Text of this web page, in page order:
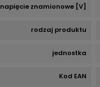
napięcie znamionowe [V]
rodzaj produktu
jednostka
Kod EAN